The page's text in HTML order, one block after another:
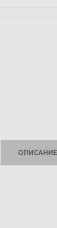
ОПИСАНИЕ